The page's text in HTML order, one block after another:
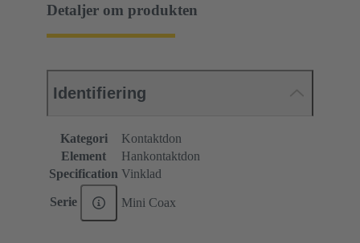
Detaljer om produkten
Identifiering
Kategori
Kontaktdon
Element
Hankontaktdon
Specification Vinklad
Serie Mini Coax